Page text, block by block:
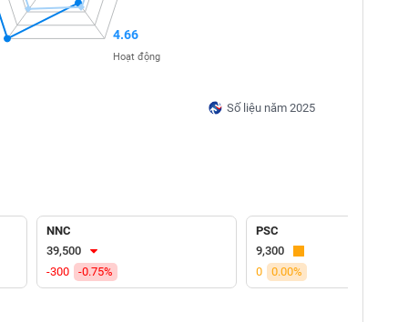
Số liệu năm 2025
4.66
Hoạt động
NNC
39,500
-300
-0.75%
PSC
9,300
0
0.00%